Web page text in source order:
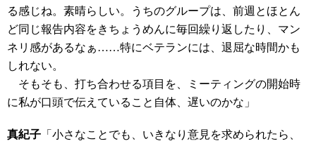
る感じね。素晴らしい。うちのグループは、前週とほとん
ど同じ報告内容をきちょうめんに毎回繰り返したり、マン
ネリ感があるなぁ……特にベテランには、退屈な時間かも
しれない。
そもそも、打ち合わせる項目を、ミーティングの開始時
に私が口頭で伝えていること自体、遅いのかな」
真紀子 「小さなことでも、いきなり意見を求められたら、